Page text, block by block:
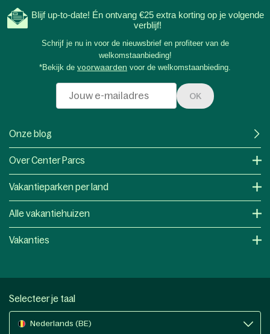
Blijf up-to-date! Én ontvang €25 extra korting op je volgende
verblijf!
Schrijf je nu in voor de nieuwsbrief en profiteer van de
welkomstaanbieding!
*Bekijk de voorwaarden voor de welkomstaanbieding.
OK
Onze blog
Over Center Parcs
Vakantieparken per land
Alle vakantiehuizen
Vakanties
Selecteer je taal
Nederlands (BE)